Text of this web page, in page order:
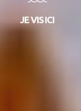
JE VIS ICI